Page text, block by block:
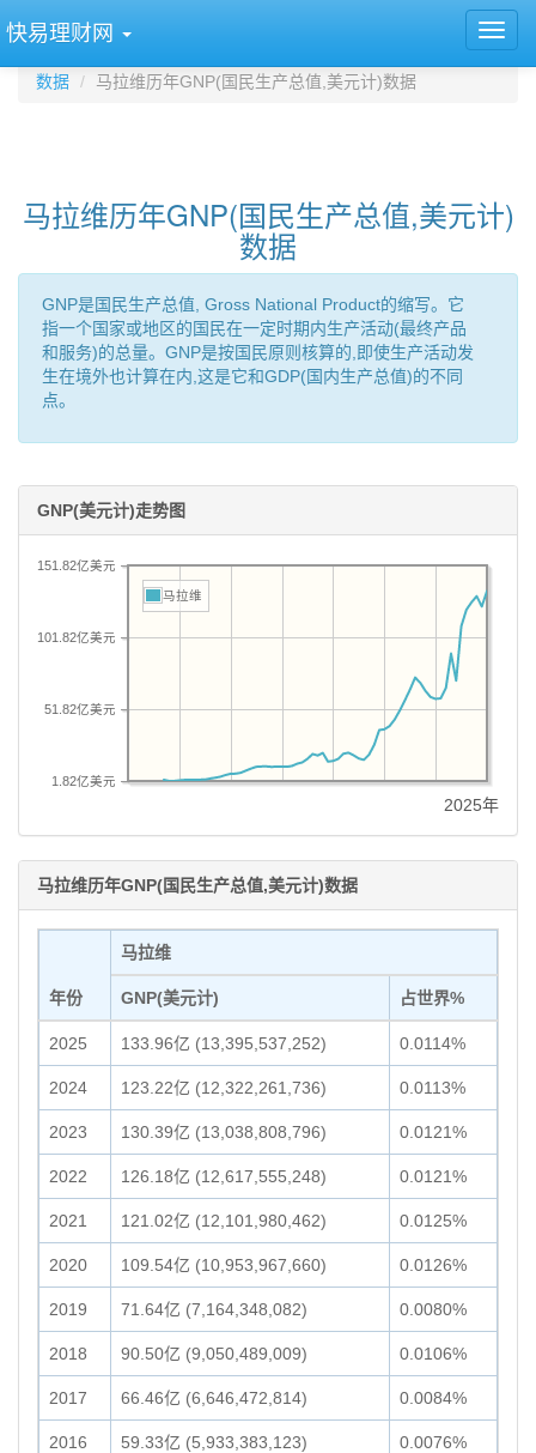
快易理财网
数据 马拉维历年GNP(国民生产总值,美元计)数据
马拉维历年GNP(国民生产总值,美元计)
数据
GNP是国民生产总值, Gross National Product的缩写。它
指一个国家或地区的国民在一定时期内生产活动(最终产品
和服务)的总量。GNP是按国民原则核算的,即使生产活动发
生在境外也计算在内,这是它和GDP(国内生产总值)的不同
点。
GNP(美元计)走势图
1.82亿美元
51.82亿美元
101.82亿美元
151.82亿美元
马拉维
2025年
马拉维历年GNP(国民生产总值,美元计)数据
年份
马拉维
GNP(美元计) 占世界%
2025 133.96亿 (13,395,537,252) 0.0114%
2024 123.22亿 (12,322,261,736) 0.0113%
2023 130.39亿 (13,038,808,796) 0.0121%
2022 126.18亿 (12,617,555,248) 0.0121%
2021 121.02亿 (12,101,980,462) 0.0125%
2020 109.54亿 (10,953,967,660) 0.0126%
2019 71.64亿 (7,164,348,082) 0.0080%
2018 90.50亿 (9,050,489,009) 0.0106%
2017 66.46亿 (6,646,472,814) 0.0084%
2016 59.33亿 (5,933,383,123) 0.0076%